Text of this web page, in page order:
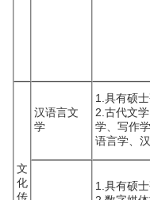
文
化
传
汉语言文
学
1.具有硕
2.古代文
学、写作
语言学、
1.具有硕